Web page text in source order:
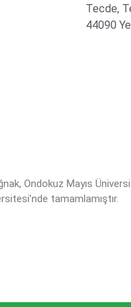
Tecde,
44090
Ondokuz Mayıs
tamamlamıştır.